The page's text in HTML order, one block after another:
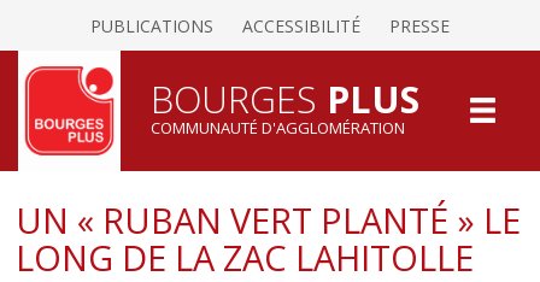
PUBLICATIONS ACCESSIBILITÉ PRESSE
BOURGES PLUS
COMMUNAUTÉ D'AGGLOMÉRATION
UN « RUBAN VERT PLANTÉ » LE
LONG DE LA ZAC LAHITOLLE